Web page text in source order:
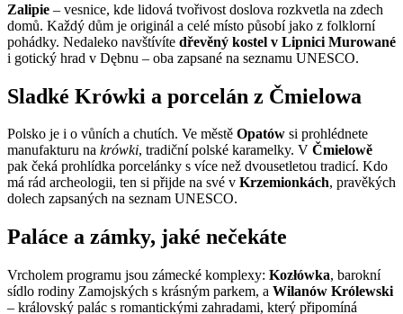
Zalipie – vesnice, kde lidová tvořivost doslova rozkvetla na zdech
domů. Každý dům je originál a celé místo působí jako z folklorní
pohádky. Nedaleko navštívíte dřevěný kostel v Lipnici Murowané
i gotický hrad v Dębnu – oba zapsané na seznamu UNESCO.
Sladké Krówki a porcelán z Čmielowa
Polsko je i o vůních a chutích. Ve městě Opatów si prohlédnete
manufakturu na krówki, tradiční polské karamelky. V Čmielowě
pak čeká prohlídka porcelánky s více než dvousetletou tradicí. Kdo
má rád archeologii, ten si přijde na své v Krzemionkách, pravěkých
dolech zapsaných na seznam UNESCO.
Paláce a zámky, jaké nečekáte
Vrcholem programu jsou zámecké komplexy: Kozłówka, barokní
sídlo rodiny Zamojských s krásným parkem, a Wilanów Królewski
– královský palác s romantickými zahradami, který připomíná